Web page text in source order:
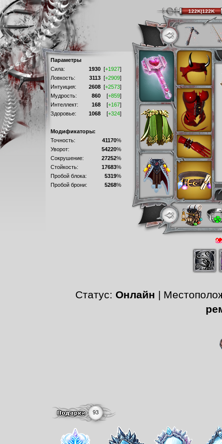
Параметры
Сила:
1930 [+1927]
Ловкость:
3113 [+2909]
Интуиция:
2608 [+2573]
Мудрость:
860 [+859]
Интеллект:
168 [+167]
Здоровье:
1068 [+324]
Модификаторы:
Точность:
41170%
Уворот:
54220%
Сокрушение:
27252%
Стойкость:
17683%
Пробой блока:
5319%
Пробой брони:
5268%
Статус: Онлайн |
93
122K|122K